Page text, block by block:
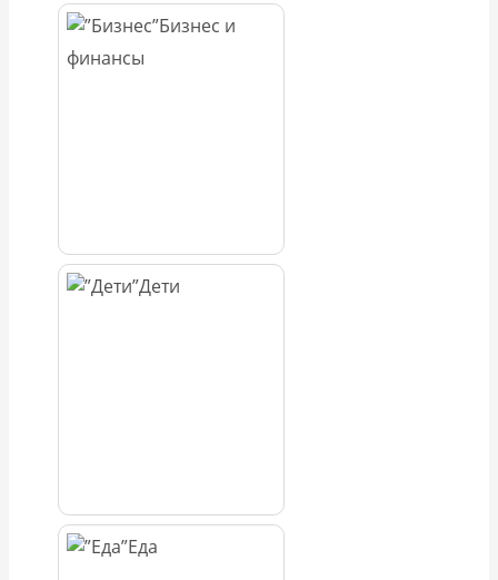
Бизнес и
финансы
Дети
Еда